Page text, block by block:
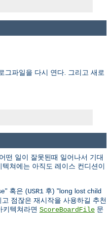
그파일을 다시 연다. 그리고 새로
떤 일이 잘못된때 일어나서 기대
쳐에는 아직도 레이스 컨디션이
혹은 (USR1 후) "long lost child
점잖은 재시작을 사용하길 추천
텍쳐라면 ScoreBoardFile 문